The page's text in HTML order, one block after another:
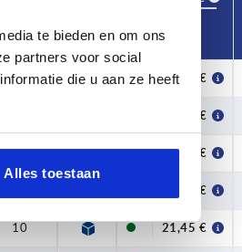
te bieden en om ons
partners voor social
die u aan ze heeft
Alles toestaan
10 16,18 €
17,26 €
10 19,03 €
19,99 €
10 21,45 €